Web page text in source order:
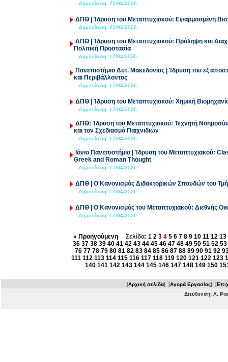
Δημοσίευση: 22/04/2026
ΔΠΘ | Ίδρυση του Μεταπτυχιακού: Εφαρμοσμένη
Δημοσίευση: 22/04/2026
ΔΠΘ | Ίδρυση του Μεταπτυχιακού: Πρόληψη και
Πολιτική Προστασία
Δημοσίευση: 17/04/2026
Πανεπιστήμιο Δυτ. Μακεδονίας | Ίδρυση του εξ
και Περιβάλλοντος
Δημοσίευση: 17/04/2026
ΔΠΘ | Ίδρυση του Μεταπτυχιακού: Χημική
Δημοσίευση: 17/04/2026
ΔΠΘ: Ίδρυση του Μεταπτυχιακού: Τεχνητή
και τον Σχεδιασμό Παιχνιδιών
Δημοσίευση: 17/04/2026
Ιόνιο Πανεπιστήμιο | Ίδρυση του
Greek and Roman Thought
Δημοσίευση: 17/04/2026
ΔΠΘ | Ο Κανονισμός Διδακτορικών Σπουδών του
Δημοσίευση: 17/04/2026
ΔΠΘ | Ο Κανονισμός του Μεταπτυχιακού: Διεθνής
Δημοσίευση: 17/04/2026
« ΠροηγούμενηΣελίδα: 1 2 3 4 5 6 7 8 9 10 11 12 13
36 37 38 39 40 41 42 43 44 45 46 47 48 49 50 51 52 53
76 77 78 79 80 81 82 83 84 85 86 87 88 89 90 91 92
111 112 113 114 115 116 117 118 119 120 121 122 123
140 141 142 143 144 145 146 147 148 149 150
[Αρχική σελίδα] [Αγορά Εργασίας] [
Διεύθυνση: Λ.